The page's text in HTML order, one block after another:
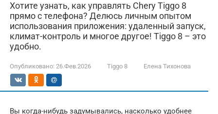
Хотите узнать, как управлять Chery Tiggo 8
прямо с телефона? Делюсь личным опытом
использования приложения: удаленный запуск,
климат-контроль и многое другое! Tiggo 8 – это
удобно.
Опубликовано: 26.Фев.2026 Tiggo 8 Елена Тихонова
Вы когда-нибудь задумывались, насколько удобнее